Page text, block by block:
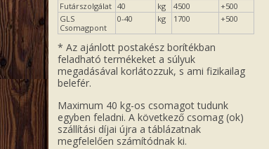
Futárszolgálat 40 kg 4500
+500
GLS
Csomagpont
0-40 kg 1700 +500
* Az ajánlott postakész borítékban
feladható termékeket a súlyuk
megadásával korlátozzuk, s ami fizikailag
belefér.
Maximum 40 kg-os csomagot tudunk
egyben feladni. A következő csomag (ok)
szállítási díjai újra a táblázatnak
megfelelően számítódnak ki.